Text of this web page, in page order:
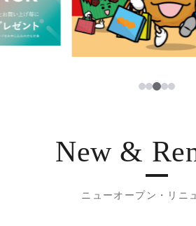
JP
1234
New &
ニューオープン・リニ